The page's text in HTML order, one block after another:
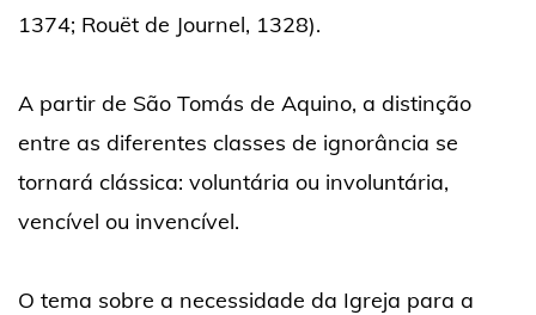
1374; Rouët de Journel, 1328).
A partir de São Tomás de Aquino, a distinção
entre as diferentes classes de ignorância se
tornará clássica: voluntária ou involuntária,
vencível ou invencível.
O tema sobre a necessidade da Igreja para a